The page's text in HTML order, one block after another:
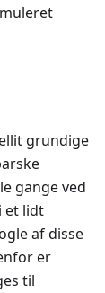
grundige
gange ved
et lidt
af disse
er
til